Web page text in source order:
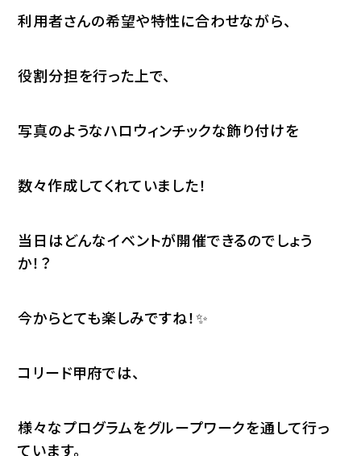
利用者さんの希望や特性に合わせながら、
役割分担を行った上で、
写真のようなハロウィンチックな飾り付けを
数々作成してくれていました！
当日はどんなイベントが開催できるのでしょう
か！？
今からとても楽しみですね！✨
コリード甲府では、
様々なプログラムをグループワークを通して行っ
ています。